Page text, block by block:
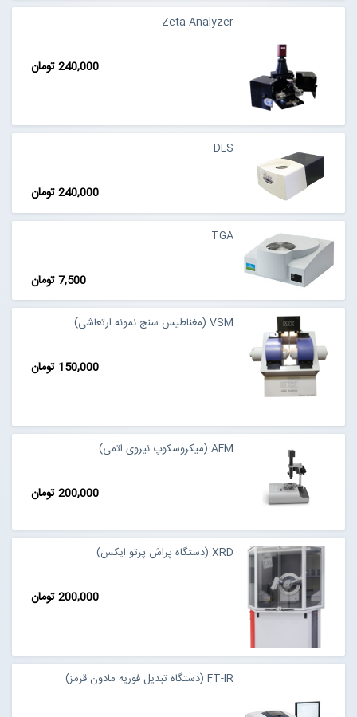
Zeta Analyzer
240,000 تومان
DLS
240,000 تومان
TGA
7,500 تومان
VSM (مغناطیس سنج نمونه ارتعاشی)
150,000 تومان
AFM (میکروسکوپ نیروی اتمی)
200,000 تومان
XRD (دستگاه پراش پرتو ایکس)
200,000 تومان
FT-IR (دستگاه تبدیل فوریه مادون قرمز)